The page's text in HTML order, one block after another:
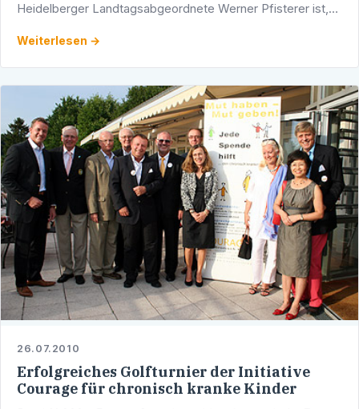
Heidelberger Landtagsabgeordnete Werner Pfisterer ist,
…
Weiterlesen →
26.07.2010
Erfolgreiches Golfturnier der Initiative
Courage für chronisch kranke Kinder